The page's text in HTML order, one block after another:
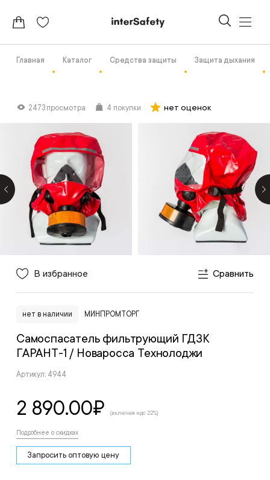
Главная Каталог Средства защиты Защита дыхания
2473 просмотра 4 покупки нет оценок
В избранное Сравнить
нет в наличии МИНПРОМТОРГ
Самоспасатель фильтрующий ГДЗК
ГАРАНТ-1 / Новаросса Технолоджи
Артикул: 4944
2 890.00₽ (включая ндс 22%)
Подробнее о скидках
Запросить оптовую цену